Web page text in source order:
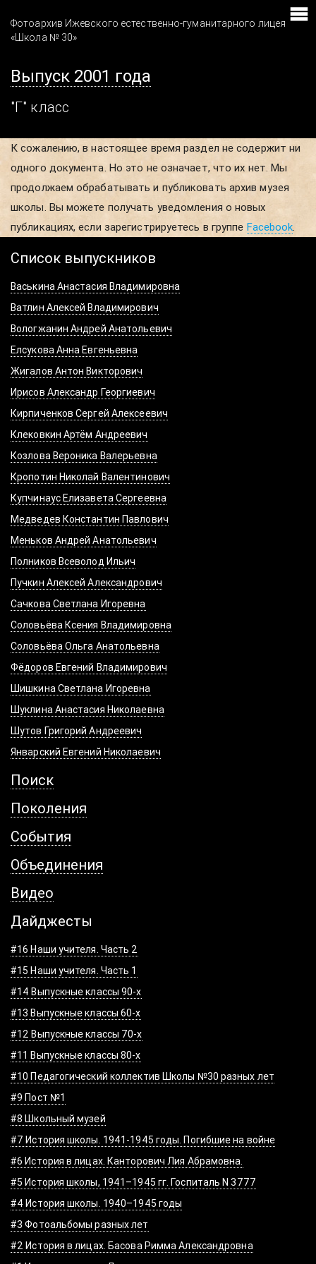
Фотоархив Ижевского естественно-гуманитарного лицея
«Школа № 30»
Выпуск 2001 года
"Г" класс
К сожалению, в настоящее время раздел не содержит ни
одного документа. Но это не означает, что их нет. Мы
продолжаем обрабатывать и публиковать архив музея
школы. Вы можете получать уведомления о новых
публикациях, если зарегистрируетесь в группе Facebook
Список выпускников
Васькина Анастасия Владимировна
Ватлин Алексей Владимирович
Вологжанин Андрей Анатольевич
Елсукова Анна Евгеньевна
Жигалов Антон Викторович
Ирисов Александр Георгиевич
Кирпиченков Сергей Алексеевич
Клековкин Артём Андреевич
Козлова Вероника Валерьевна
Кропотин Николай Валентинович
Купчинаус Елизавета Сергеевна
Медведев Константин Павлович
Меньков Андрей Анатольевич
Полников Всеволод Ильич
Пучкин Алексей Александрович
Сачкова Светлана Игоревна
Соловьёва Ксения Владимировна
Соловьёва Ольга Анатольевна
Фёдоров Евгений Владимирович
Шишкина Светлана Игоревна
Шуклина Анастасия Николаевна
Шутов Григорий Андреевич
Январский Евгений Николаевич
Поиск
Поколения
События
Объединения
Видео
Дайджесты
#16 Наши учителя. Часть 2
#15 Наши учителя. Часть 1
#14 Выпускные классы 90-х
#13 Выпускные классы 60-х
#12 Выпускные классы 70-х
#11 Выпускные классы 80-х
#10 Педагогический коллектив Школы №30 разных лет
#9 Пост №1
#8 Школьный музей
#7 История школы. 1941-1945 годы. Погибшие на войне
#6 История в лицах. Канторович Лия Абрамовна.
#5 История школы, 1941–1945 гг. Госпиталь N 3777
#4 История школы. 1940–1945 годы
#3 Фотоальбомы разных лет
#2 История в лицах. Басова Римма Александровна